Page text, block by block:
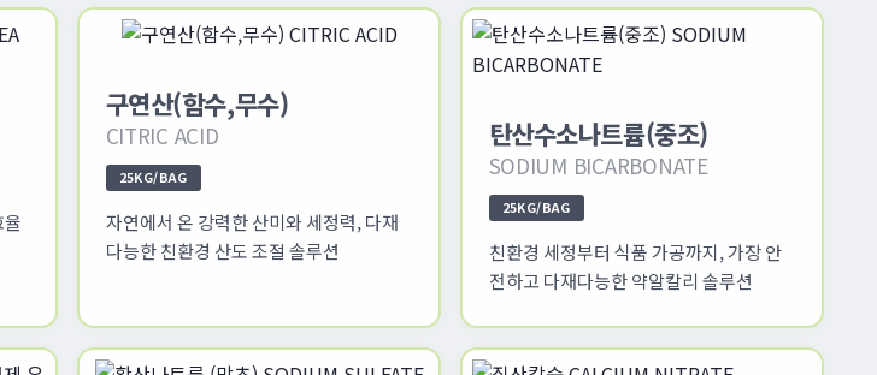
구연산(함수,무수)
CITRIC ACID
25KG/BAG
자연에서 온 강력한 산미와 세정력, 다재
다능한 친환경 산도 조절 솔루션
탄산수소나트륨(중조)
SODIUM BICARBONATE
25KG/BAG
친환경 세정부터 식품 가공까지, 가장 안
전하고 다재다능한 약알칼리 솔루션